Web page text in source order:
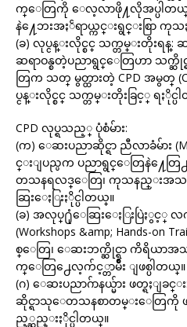
က္ေတြကို ေလ့လာဖို႔လိုအပ္ပါတယ္။
နဲ႔ေဘးအႏၲရာယ္ကင္းရွင္းစြာ ကုသႏို
(ခ) လုပ္ငန္းလိုင္စင္ သက္တမ္းတိုးရန္: ဆ
ဆရာဝန္စတဲ့ပညာရွင္ေတြဟာ သက္ဆို
တြက သတ္ မွတ္ထားတဲ့ CPD အမွတ္
ပ္ငန္းလိုင္စင္ သက္တမ္းတိုးခြင့္ ရႏိုင္ပ
CPD လုပ္ရသည့္ ပုံစံမ်ား:
(က) ေဆးပညာဆိုင္ရာ ညီလာခံမ်ား
င္းျပည္ပက ပညာရွင္ေတြနဲ႔ေတ
တသနရလဒ္ေတြ၊ ကုသနည္းအ
ဆြးေႏြးႏိုင္ပါတယ္။
(ခ) အလုပ္႐ုံေဆြးေႏြးပြဲႏွင့္
(Workshops &amp; Hands-on
စ္ေတြ၊ ေဆးဘက္ဆိုင္ရာ ကိရိယာ
က္ေတြ႕ေလ့က်င့္တာမ်ိဳး ျဖစ္ပါတယ္။
(ဂ) ေဆးပညာဂ်ာနယ္မ်ား ဖတ္ရႈျ
ဆိုင္ရာသုေတသနစာတမ္းေတြကို
ည့္ဆည္းႏိုင္ပါတယ္။